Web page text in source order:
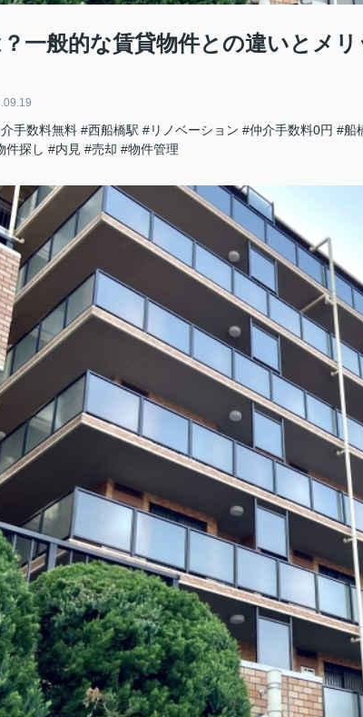
一般的な賃貸物件との違いとメ
手数料無料 #西船橋駅 #リノベーション #仲介手数料0円 #船
件探し #内見 #売却 #物件管理